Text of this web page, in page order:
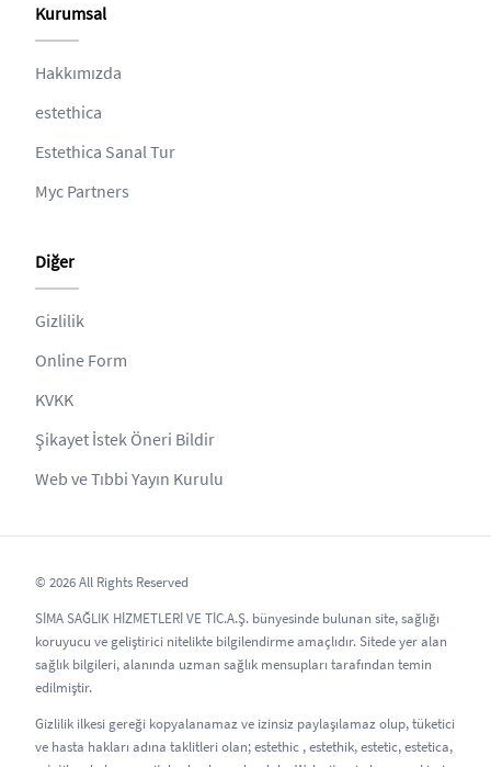
Kurumsal
Hakkımızda
estethica
Estethica Sanal Tur
Myc Partners
Diğer
Gizlilik
Online Form
KVKK
Şikayet İstek Öneri Bildir
Web ve Tıbbi Yayın Kurulu
© 2026 All Rights Reserved
SİMA SAĞLIK HİZMETLERİ VE TİC.A.Ş. bünyesinde bulunan site, sağlığı
koruyucu ve geliştirici nitelikte bilgilendirme amaçlıdır. Sitede yer alan
sağlık bilgileri, alanında uzman sağlık mensupları tarafından temin
edilmiştir.
Gizlilik ilkesi gereği kopyalanamaz ve izinsiz paylaşılamaz olup, tüketici
ve hasta hakları adına taklitleri olan; estethic , estethik, estetic, estetica,